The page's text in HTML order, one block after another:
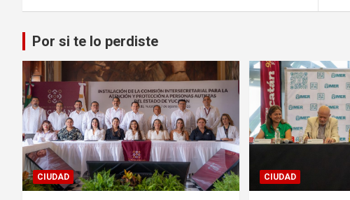
Por si te lo perdiste
CIUDAD CIUDAD